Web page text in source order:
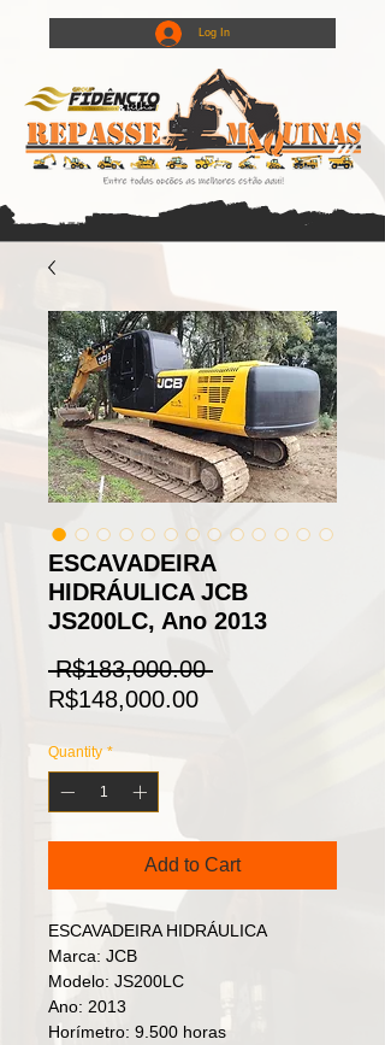
Log In
ESCAVADEIRA
HIDRÁULICA JCB
JS200LC, Ano 2013
R$183,000.00 Regular
R$148,000.00Sale
Quantity *
Add to Cart
ESCAVADEIRA HIDRÁULICA
Marca: JCB
Modelo: JS200LC
Ano: 2013
Horímetro: 9.500 horas